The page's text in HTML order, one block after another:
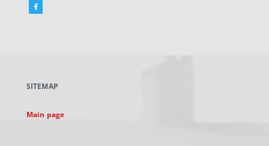
Facebook
new
SITEMAP
Main page